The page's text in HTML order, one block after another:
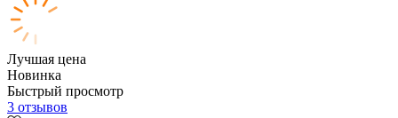
Лучшая цена
Новинка
Быстрый просмотр
3 отзывов